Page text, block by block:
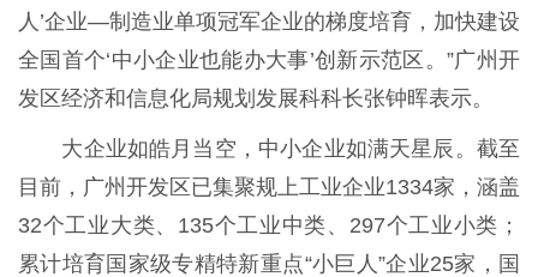
人’企业—制造业单项冠军企业的梯度培育，加快建设
全国首个‘中小企业也能办大事’创新示范区。”广州开
发区经济和信息化局规划发展科科长张钟晖表示。
大企业如皓月当空，中小企业如满天星辰。截至
目前，广州开发区已集聚规上工业企业1334家，涵盖
32个工业大类、135个工业中类、297个工业小类；
累计培育国家级专精特新重点“小巨人”企业25家，国